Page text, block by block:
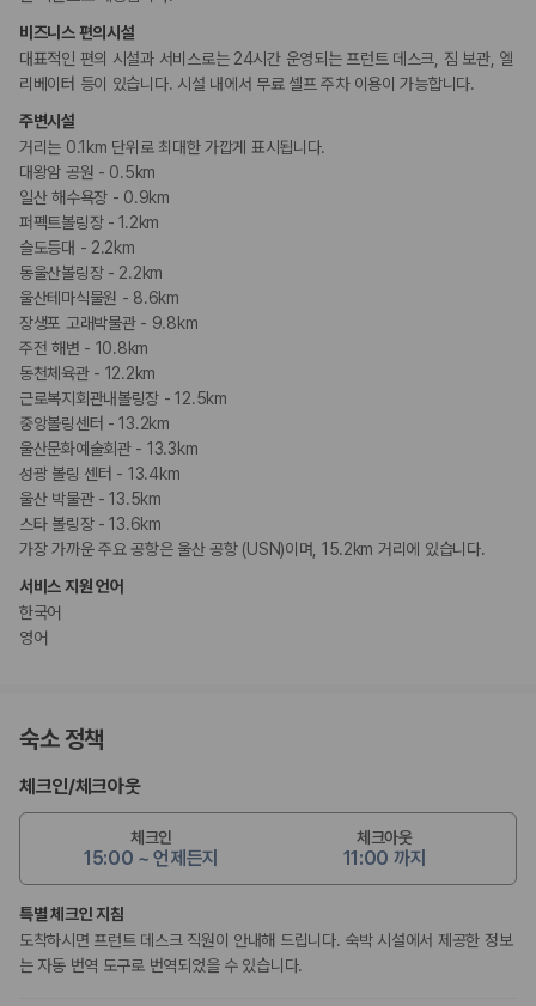
비즈니스 편의시설
대표적인 편의 시설과 서비스로는 24시간 운영되는 프런트 데스크, 짐 보관, 엘
리베이터 등이 있습니다. 시설 내에서 무료 셀프 주차 이용이 가능합니다.
주변시설
거리는 0.1km 단위로 최대한 가깝게 표시됩니다.
대왕암 공원 - 0.5km
일산 해수욕장 - 0.9km
퍼펙트볼링장 - 1.2km
슬도등대 - 2.2km
동울산볼링장 - 2.2km
울산테마식물원 - 8.6km
장생포 고래박물관 - 9.8km
주전 해변 - 10.8km
동천체육관 - 12.2km
근로복지회관내볼링장 - 12.5km
중앙볼링센터 - 13.2km
울산문화예술회관 - 13.3km
성광 볼링 센터 - 13.4km
울산 박물관 - 13.5km
스타 볼링장 - 13.6km
가장 가까운 주요 공항은 울산 공항 (USN)이며, 15.2km 거리에 있습니다.
서비스 지원 언어
한국어
영어
숙소 정책
체크인/체크아웃
체크인
15:00 ~ 언제든지
체크아웃
11:00 까지
특별 체크인 지침
도착하시면 프런트 데스크 직원이 안내해 드립니다. 숙박 시설에서 제공한 정보
는 자동 번역 도구로 번역되었을 수 있습니다.